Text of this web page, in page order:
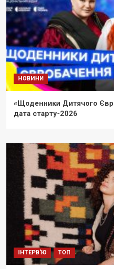
НОВИНИ
«Щоденники Дитячого
дата старту-2026
ІНТЕРВ'Ю ТОП